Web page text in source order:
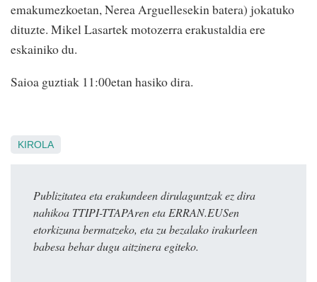
emakumezkoetan, Nerea Arguellesekin batera) jokatuko
dituzte. Mikel Lasartek motozerra erakustaldia ere
eskainiko du.
Saioa guztiak 11:00etan hasiko dira.
KIROLA
Publizitatea eta erakundeen dirulaguntzak ez dira
nahikoa TTIPI-TTAPAren eta ERRAN.EUSen
etorkizuna bermatzeko, eta zu bezalako irakurleen
babesa behar dugu aitzinera egiteko.